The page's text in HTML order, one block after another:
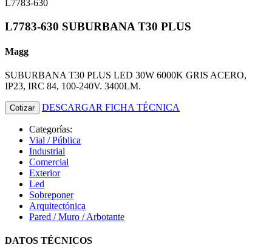
L7783-630
L7783-630 SUBURBANA T30 PLUS
Magg
SUBURBANA T30 PLUS LED 30W 6000K GRIS ACERO,
IP23, IRC 84, 100-240V. 3400LM.
Cotizar DESCARGAR FICHA TÉCNICA
Categorías:
Vial / Pública
Industrial
Comercial
Exterior
Led
Sobreponer
Arquitectónica
Pared / Muro / Arbotante
DATOS TÉCNICOS